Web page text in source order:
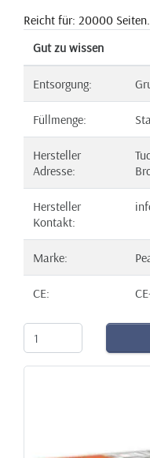
Reicht für: 20000 Seiten.
Gut zu wissen
Entsorgung:
Füllmenge:
Hersteller
Adresse:
Hersteller
Kontakt:
Marke:
CE: